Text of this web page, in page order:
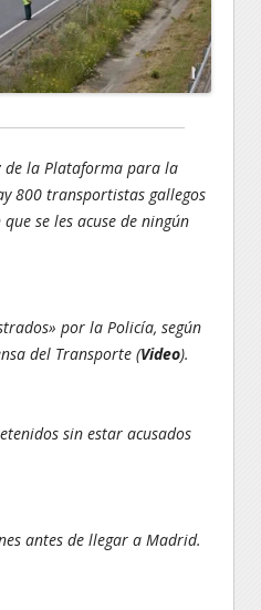
de la Plataforma para la
800 transportistas gallegos
se les acuse de ningún
por la Policía, según
del Transporte (Video).
sin estar acusados
antes de llegar a Madrid.